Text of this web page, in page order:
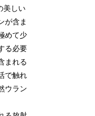
美しい
が含ま
めて少
る必要
まれる
で触れ
ウラン